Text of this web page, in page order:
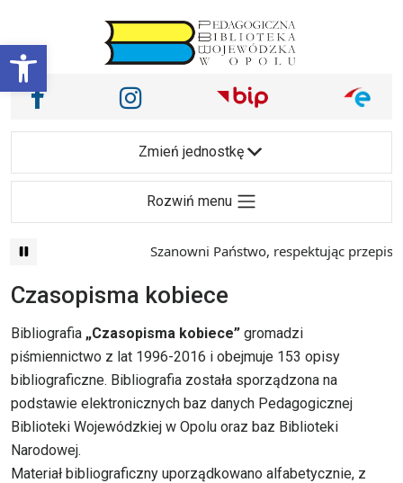
Otwórz pasek narzędzi
Main Navigation
Nasze media społecznościowe i inne
Facebook Instagram
Zmień jednostkę
Rozwiń menu
Szanowni Państwo, respektując przepisy prawa
Czasopisma kobiece
Bibliografia „Czasopisma kobiece” gromadzi
piśmiennictwo z lat 1996-2016 i obejmuje 153 opisy
bibliograficzne. Bibliografia została sporządzona na
podstawie elektronicznych baz danych Pedagogicznej
Biblioteki Wojewódzkiej w Opolu oraz baz Biblioteki
Narodowej.
Materiał bibliograficzny uporządkowano alfabetycznie, z